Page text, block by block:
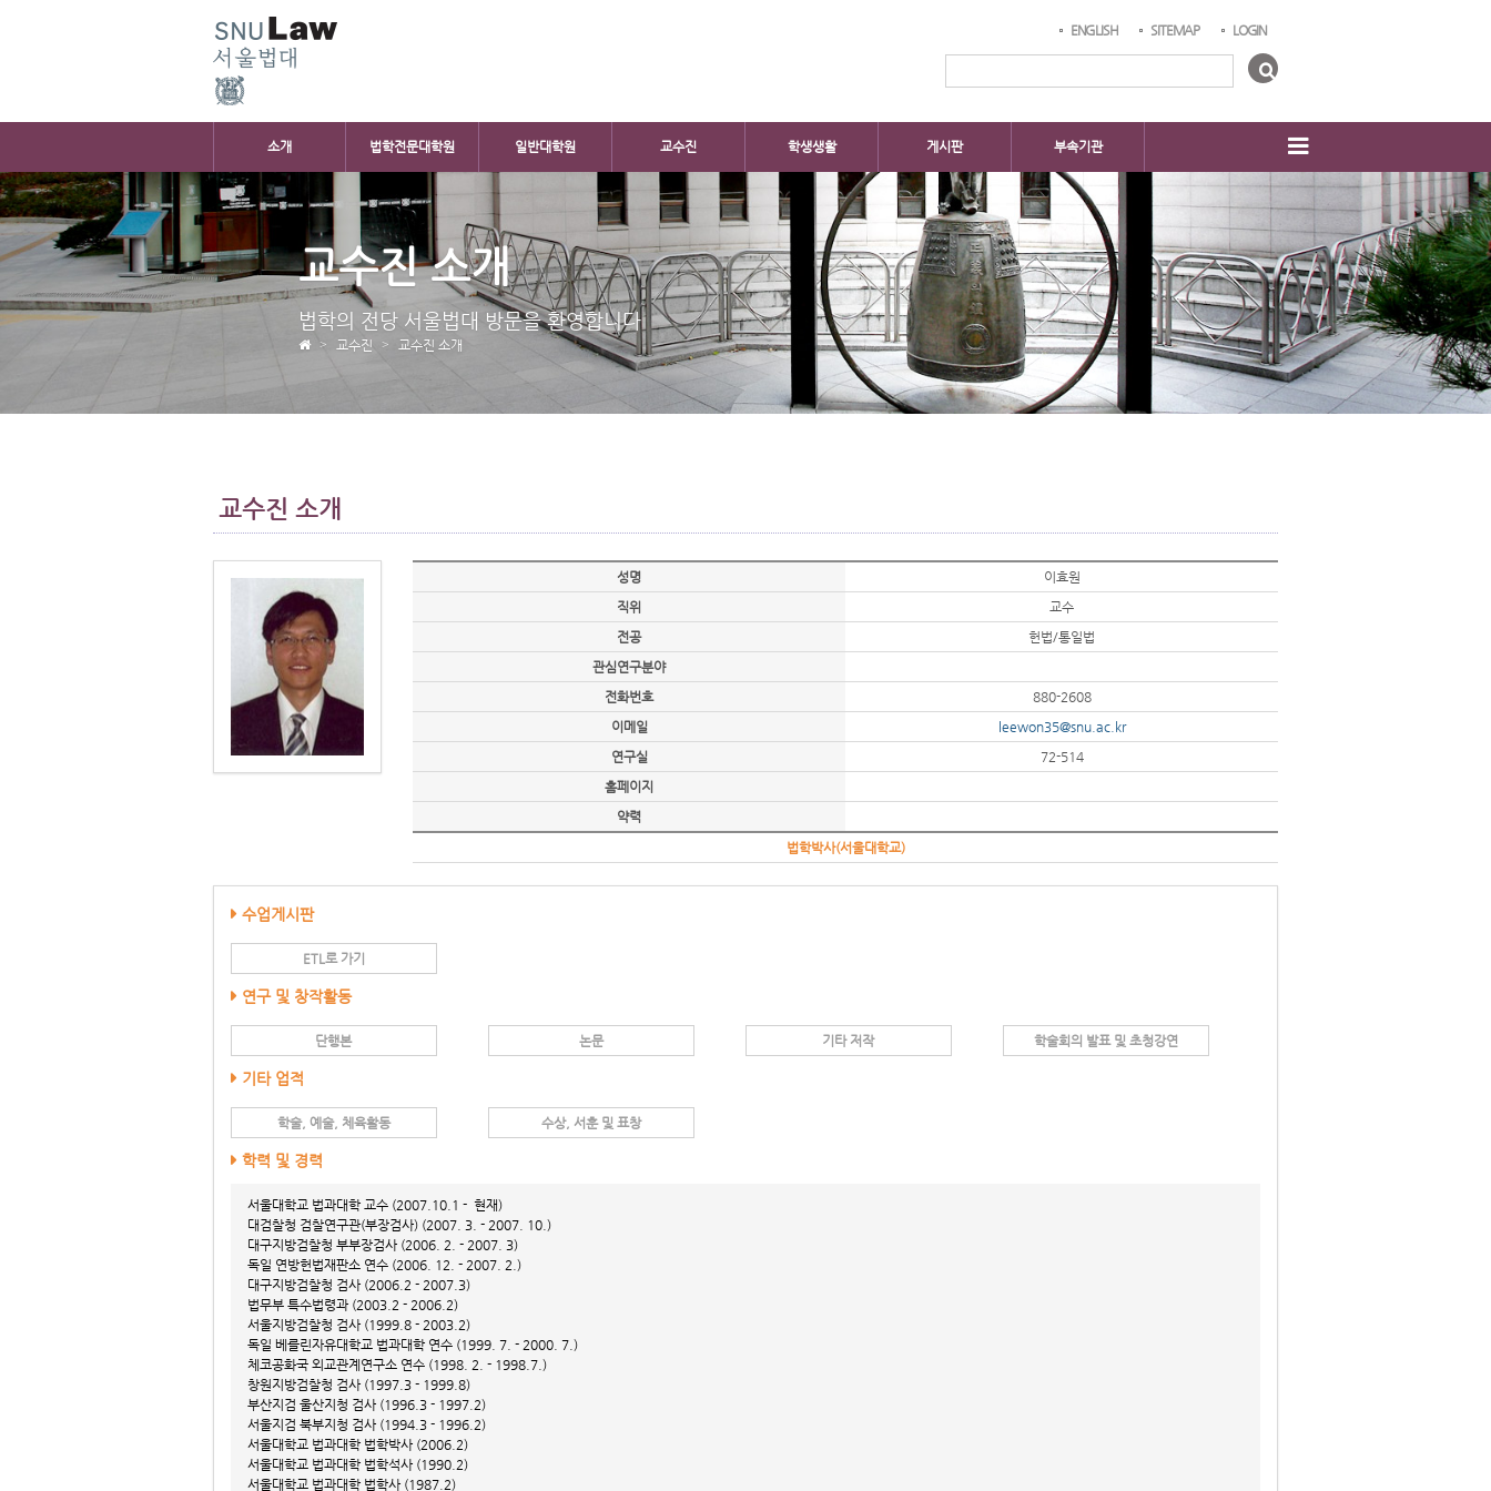
ENGLISH SITEMAP LOGIN
소개 법학전문대학원 일반대학원 교수진 학생생활 게시판 부속기관
교수진 소개
법학의 전당 서울법대 방문을 환영합니다
교수진 교수진 소개
교수진 소개
성명
이효원
직위
교수
전공
헌법/통일법
관심연구분야
전화번호
880-2608
이메일
leewon35@snu.ac.kr
연구실
72-514
홈페이지
약력
법학박사(서울대학교)
수업게시판
ETL로 가기
연구 및 창작활동
단행본 논문 기타 저작 학술회의 발표 및 초청강연
기타 업적
학술, 예술, 체육활동 수상, 서훈 및 표창
학력 및 경력
서울대학교 법과대학 교수 (2007.10.1 - 현재)
대검찰청 검찰연구관(부장검사) (2007. 3. - 2007. 10.)
대구지방검찰청 부부장검사 (2006. 2. - 2007. 3)
독일 연방헌법재판소 연수 (2006. 12. - 2007. 2.)
대구지방검찰청 검사 (2006.2 - 2007.3)
법무부 특수법령과 (2003.2 - 2006.2)
서울지방검찰청 검사 (1999.8 - 2003.2)
독일 베를린자유대학교 법과대학 연수 (1999. 7. - 2000. 7.)
체코공화국 외교관계연구소 연수 (1998. 2. - 1998.7.)
창원지방검찰청 검사 (1997.3 - 1999.8)
부산지검 울산지청 검사 (1996.3 - 1997.2)
서울지검 북부지청 검사 (1994.3 - 1996.2)
서울대학교 법과대학 법학박사 (2006.2)
서울대학교 법과대학 법학석사 (1990.2)
서울대학교 법과대학 법학사 (1987.2)